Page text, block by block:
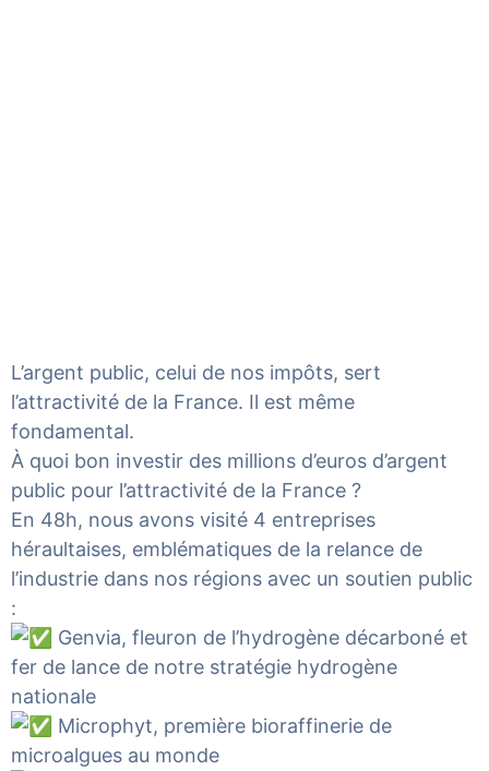
L’argent public, celui de nos impôts, sert
l’attractivité de la France. Il est même
fondamental.
À quoi bon investir des millions d’euros d’argent
public pour l’attractivité de la France ?
En 48h, nous avons visité 4 entreprises
héraultaises, emblématiques de la relance de
l’industrie dans nos régions avec un soutien public
:
Genvia, fleuron de l’hydrogène décarboné et
fer de lance de notre stratégie hydrogène
nationale
Microphyt, première bioraffinerie de
microalgues au monde